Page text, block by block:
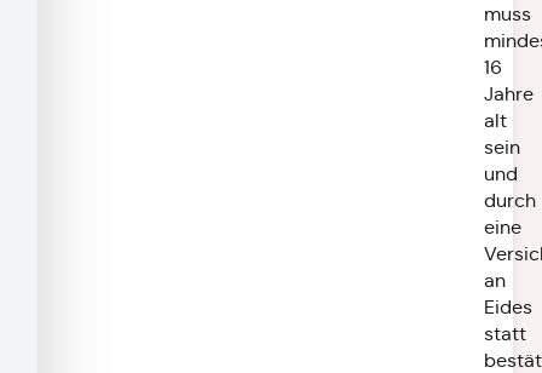
muss
16
Jahre
alt
sein
und
durch
eine
an
Eides
statt